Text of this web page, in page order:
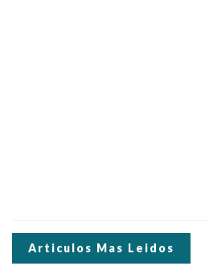
Articulos Mas Leidos